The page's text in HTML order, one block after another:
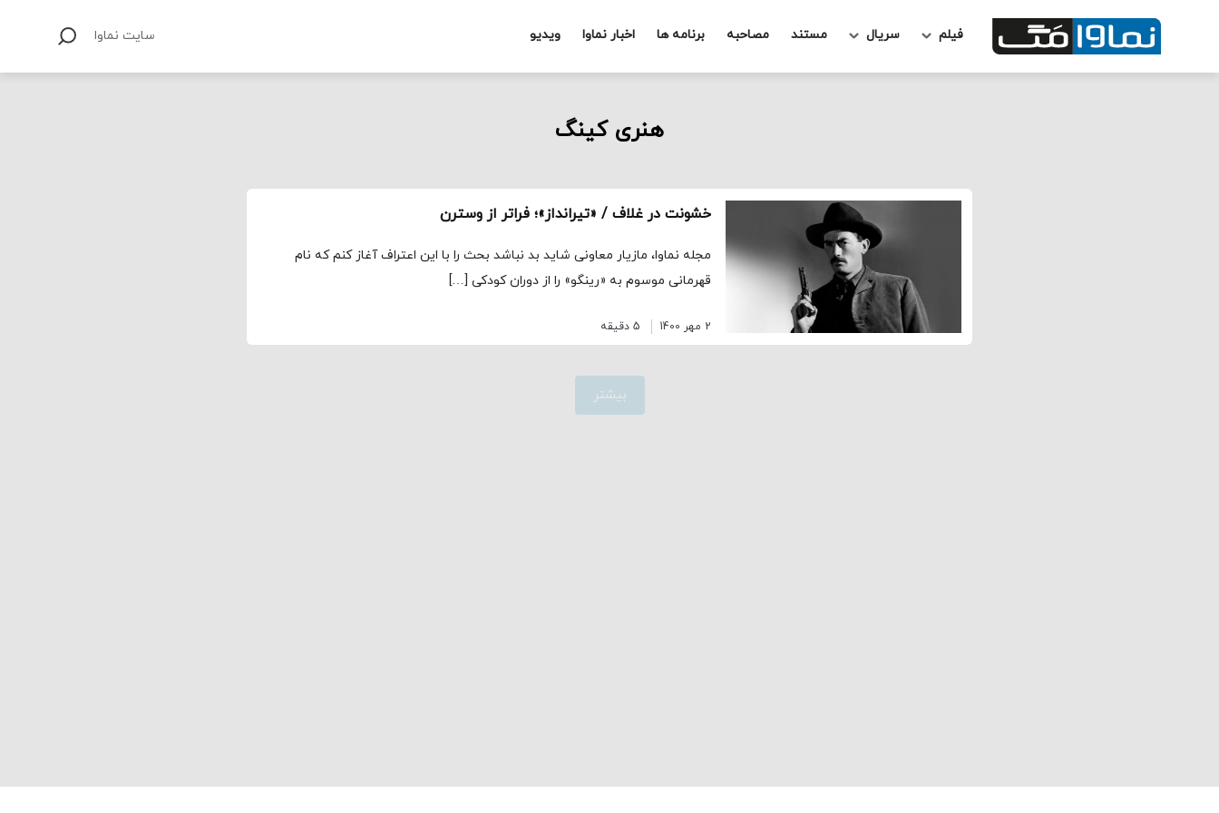
فیلم سریال مستند مصاحبه برنامه ها اخبار نماوا ویدیو سایت نماوا
هنری کینگ
خشونت در غلاف / «تیرانداز»؛ فراتر از وسترن
مجله نماوا، مازیار معاونی شاید بد نباشد بحث را با این اعتراف آغاز کنم که نام
قهرمانی موسوم به «رینگو» را از دوران کودکی […]
2 مهر 1400 5 دقیقه
بیشتر